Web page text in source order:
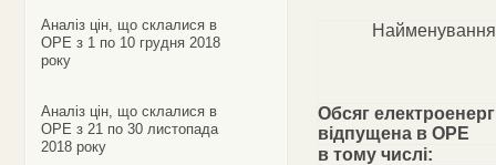
Аналіз цін, що склалися в
ОРЕ з 1 по 10 грудня 2018
року
Аналіз цін, що склалися в
ОРЕ з 21 по 30 листопада
2018 року
Найменування
Обсяг
відпущена в ОРЕ
в тому числі: